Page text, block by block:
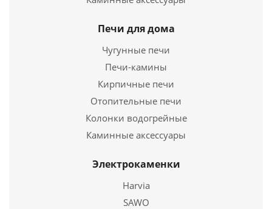
110 492руб.
Подробнее
Печи для дома
Чугунные печи
Печи-камины
Кирпичные печи
Отопительные печи
Колонки водогрейные
Каминные аксессуары
Электрокаменки
Harvia
SAWO